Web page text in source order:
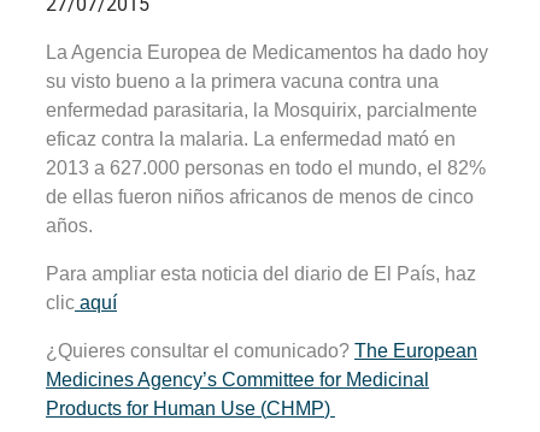
La Agencia Europea de Medicamentos ha dado hoy
su visto bueno a la primera vacuna contra una
enfermedad parasitaria, la Mosquirix, parcialmente
eficaz contra la malaria. La enfermedad mató en
2013 a 627.000 personas en todo el mundo, el 82%
de ellas fueron niños africanos de menos de cinco
años.
Para ampliar esta noticia del diario de El País, haz
clic aquí
¿Quieres consultar el comunicado? The European
Medicines Agency’s Committee for Medicinal
Products for Human Use (CHMP)